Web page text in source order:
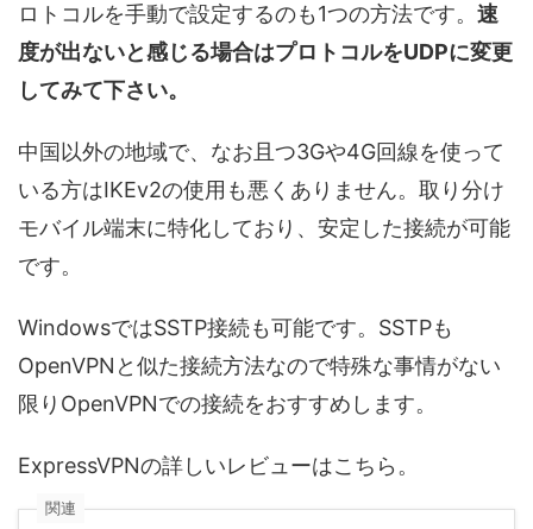
ロトコルを手動で設定するのも1つの方法です。 速
度が出ないと感じる場合はプロトコルをUDPに変更
してみて下さい。
中国以外の地域で、なお且つ3Gや4G回線を使って
いる方はIKEv2の使用も悪くありません。取り分け
モバイル端末に特化しており、安定した接続が可能
です。
WindowsではSSTP接続も可能です。SSTPも
OpenVPNと似た接続方法なので特殊な事情がない
限りOpenVPNでの接続をおすすめします。
ExpressVPNの詳しいレビューはこちら。
関連